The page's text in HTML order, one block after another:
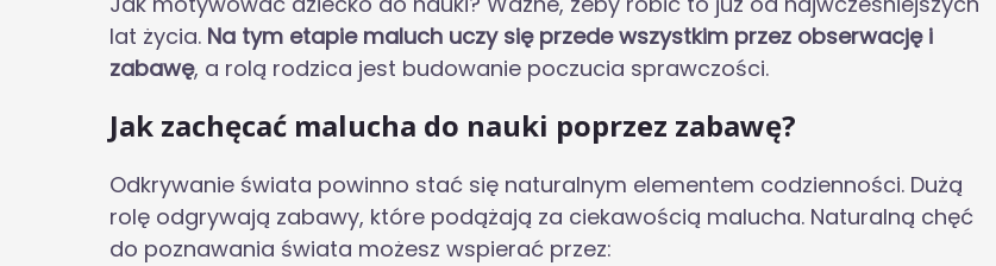
lat życia. Na tym etapie maluch uczy się przede wszystkim przez obserwację i
zabawę, a rolą rodzica jest budowanie poczucia sprawczości.
Jak zachęcać malucha do nauki poprzez zabawę?
Odkrywanie świata powinno stać się naturalnym elementem codzienności. Dużą
rolę odgrywają zabawy, które podążają za ciekawością malucha. Naturalną chęć
do poznawania świata możesz wspierać przez: